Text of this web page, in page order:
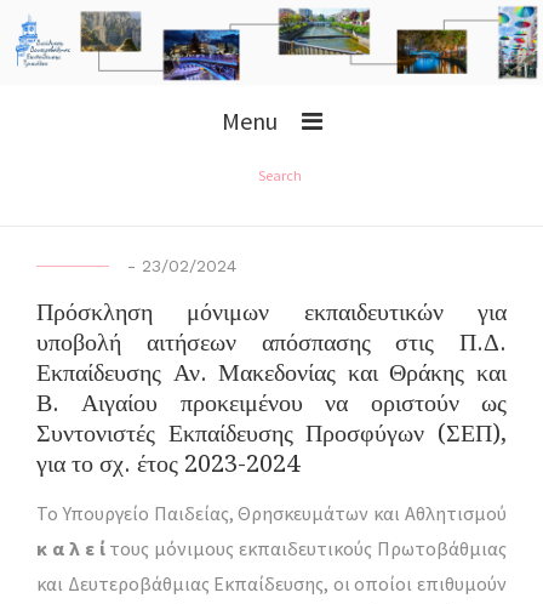
Menu
Search
- 23/02/2024
Πρόσκληση μόνιμων εκπαιδευτικών για
υποβολή αιτήσεων απόσπασης στις Π.Δ.
Εκπαίδευσης Αν. Μακεδονίας και Θράκης και
Β. Αιγαίου προκειμένου να οριστούν ως
Συντονιστές Εκπαίδευσης Προσφύγων (ΣΕΠ),
για το σχ. έτος 2023-2024
Το Υπουργείο Παιδείας, Θρησκευμάτων και Αθλητισμού
κ α λ ε ίτους μόνιμους εκπαιδευτικούς Πρωτοβάθμιας
και Δευτεροβάθμιας Εκπαίδευσης, οι οποίοι επιθυμούν